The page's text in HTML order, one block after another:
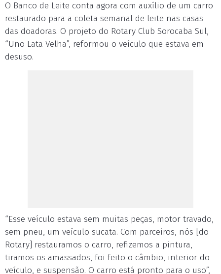
O Banco de Leite conta agora com auxílio de um carro
restaurado para a coleta semanal de leite nas casas
das doadoras. O projeto do Rotary Club Sorocaba Sul,
“Uno Lata Velha”, reformou o veículo que estava em
desuso.
“Esse veículo estava sem muitas peças, motor travado,
sem pneu, um veículo sucata. Com parceiros, nós [do
Rotary] restauramos o carro, refizemos a pintura,
tiramos os amassados, foi feito o câmbio, interior do
veículo, e suspensão. O carro está pronto para o uso”,